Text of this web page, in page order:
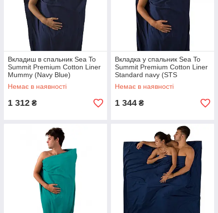
Вкладиш в спальник Sea To
Summit Premium Cotton Liner
Mummy (Navy Blue)
Немає в наявності
1 312 ₴
Вкладка у спальник Sea To
Summit Premium Cotton Liner
Standard navy (STS
ASTDOSNB)
Немає в наявності
1 344 ₴